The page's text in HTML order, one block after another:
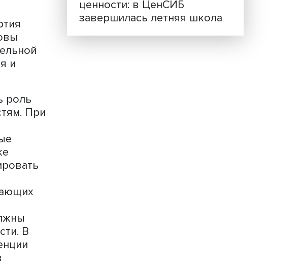
влиять на
свою очередь,
решений.
наиболее
проблем,
том числе их
партия
основы
и